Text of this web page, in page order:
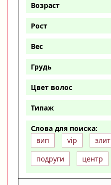
Возраст
Рост
Вес
Грудь
Цвет волос
Типаж
Слова для поиска:
вип
vip элит
подруги
центр